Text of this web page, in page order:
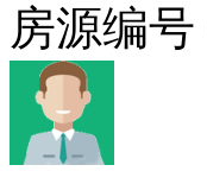
房源编号